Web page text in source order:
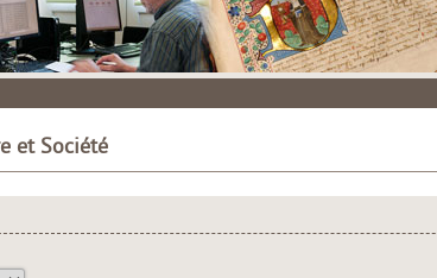
et Société